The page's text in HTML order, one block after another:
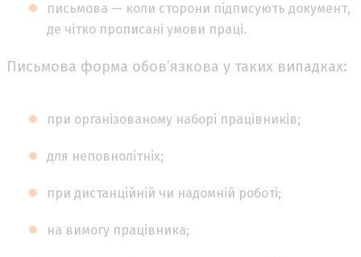
письмова — коли сторони підписують документ,
де чітко прописані умови праці.
Письмова форма обов’язкова у таких випадках:
при організованому наборі працівників;
для неповнолітніх;
при дистанційній чи надомній роботі;
на вимогу працівника;